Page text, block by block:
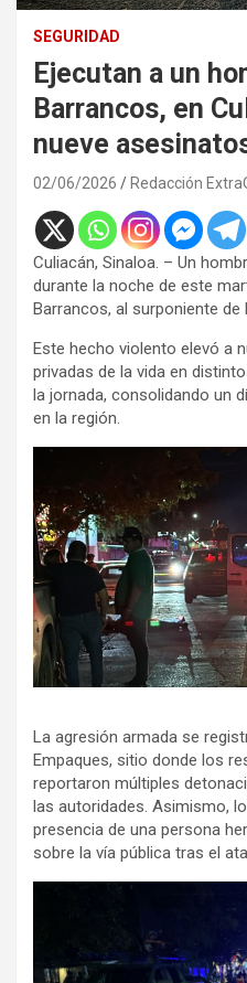
SEGURIDAD
Ejecutan a un
Barrancos, en
nueve
02/06/2026 Redacción
Culiacán, Sinaloa. – Un
durante la noche de este
Barrancos, al surponiente de
Este hecho violento elevó a
privadas de la vida en
la jornada, consolidando un
en la región.
La agresión armada se
Empaques, sitio donde los
reportaron múltiples
las autoridades. Asimismo,
presencia de una persona
sobre la vía pública tras el